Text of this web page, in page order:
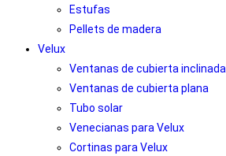
Estufas
Pellets de madera
Velux
Ventanas de cubierta inclinada
Ventanas de cubierta plana
Tubo solar
Venecianas para Velux
Cortinas para Velux